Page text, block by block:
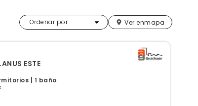
Ordenar por
Más relevantes Ver enmapa
ESTE
| 1 baño